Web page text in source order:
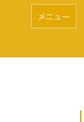
メニュー